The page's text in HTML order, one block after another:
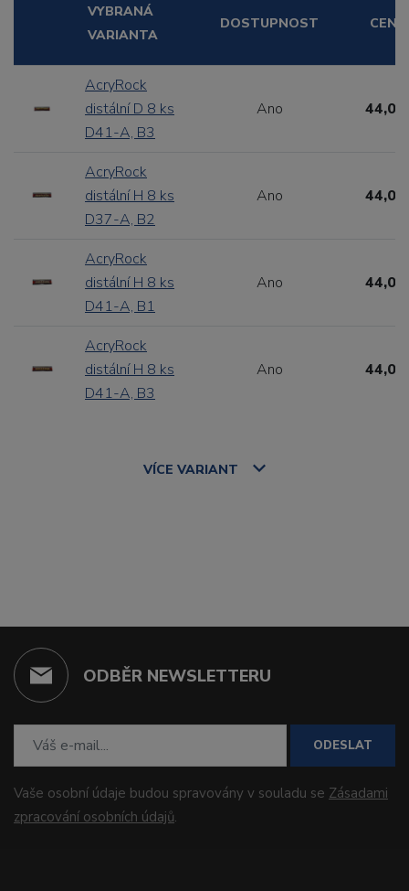
VYBRANÁ
VARIANTA
DOSTUPNOST CENA
AcryRock
distální D 8 ks
D41-A, B3
Ano 44,00
AcryRock
distální H 8 ks
D37-A, B2
Ano 44,00
AcryRock
distální H 8 ks
D41-A, B1
Ano 44,00
AcryRock
distální H 8 ks
D41-A, B3
Ano 44,00
VÍCE VARIANT
ODBĚR NEWSLETTERU
ODESLAT
Vaše osobní údaje budou spravovány v souladu se Zásadami
zpracování osobních údajů.